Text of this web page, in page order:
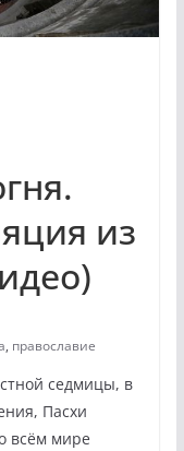
из
, православие
седмицы, в
Пасхи
всём мире